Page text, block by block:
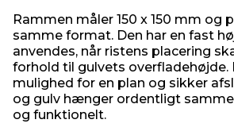
Rammen måler 150 x 150 mm og
samme format. Den har en fast
anvendes, når ristens placering
forhold til gulvets overfladehøjde.
mulighed for en plan og sikker
og gulv hænger ordentligt
og funktionelt.